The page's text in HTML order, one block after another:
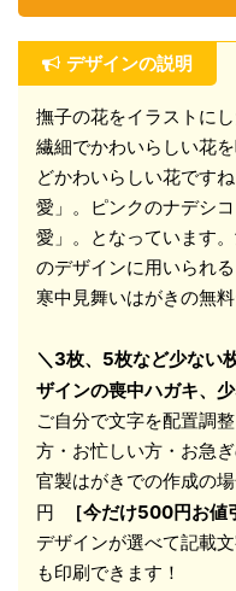
デザインの説明
撫子の花をイラストに
繊細でかわいらしい花
どかわいらしい花です
愛」。ピンクのナデシ
愛」。となっています
のデザインに用いられ
寒中見舞いはがきの無料
＼3枚、5枚など少ない
ザインの喪中ハガキ、
ご自分で文字を配置調
方・お忙しい方・お急
官製はがきでの作成
円
［今だけ500円お値
デザインが選べて記載